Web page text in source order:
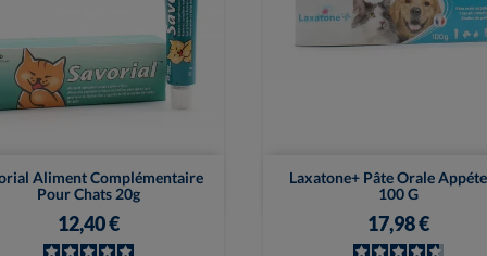
Aliment Complémentaire
Pour Chats 20g
12,40 €
Vue rapide
Laxatone+ Pâte Orale
100 G
17,98 €
Vue rapide